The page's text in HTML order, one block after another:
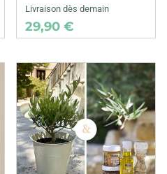
Livraison dès demain
29,90 €